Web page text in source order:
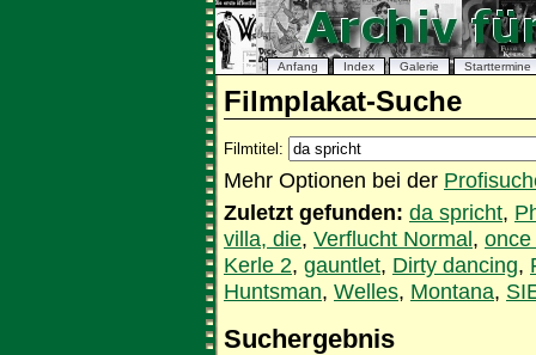
Anfang Index Galerie Starttermine
Filmplakat-Suche
Filmtitel:
Mehr Optionen bei der
Zuletzt gefunden: da spricht,
villa, die, Verflucht Normal, once
Kerle 2, gauntlet, Dirty dancing,
Huntsman, Welles, Montana,
Suchergebnis